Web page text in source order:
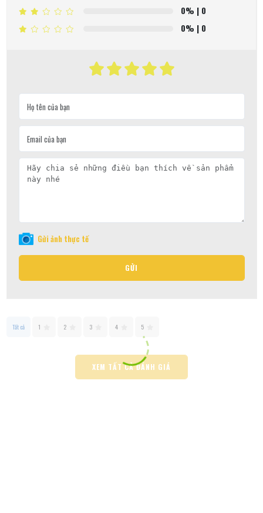
0% | 0
0% | 0
Gửi ảnh thực tế
GỬI
Tất cả 1 2 3 4 5
XEM TẤT CẢ ĐÁNH GIÁ